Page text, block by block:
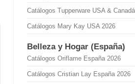
Catálogos Tupperware USA &
Catálogos Mary Kay USA 2026
Belleza y Hogar (España)
Catálogos Oriflame España 2026
Catálogos Cristian Lay España 2026